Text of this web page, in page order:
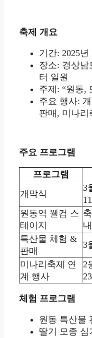
축제 개요
기간: 2025
장소: 경상
터 일원
주제: “원동,
주요 행사:
판매, 미나리
주요 프로그램
프로그램
개막식
3
원동역 웰컴 스
테이지
내
특산물 체험 &
판매
3
미나리축제 연
계 행사
2
체험 프로그램
원동 특산물
딸기 모종 심